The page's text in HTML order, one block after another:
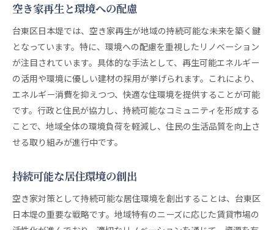
空き家再生と環境への配慮
台東区日本堤では、空き家再生が地域の持続可能な未来を築く鍵
となっています。特に、環境への配慮を重視したリノベーション
が注目されています。具体的な手法として、再生可能エネルギー
の活用や環境に優しい建材の採用が挙げられます。これにより、
エネルギー消費を抑えつつ、快適な住環境を提供することが可能
です。行政と住民が協力し、持続可能なコミュニティを形成する
ことで、地域全体の環境負荷を軽減し、住民の生活品質を向上さ
せる取り組みが進行中です。
持続可能な居住環境の創出
空き家対策として持続可能な居住環境を創出することは、台東区
日本堤の重要な戦略です。地域特有のニーズに応じた賃貸市場の